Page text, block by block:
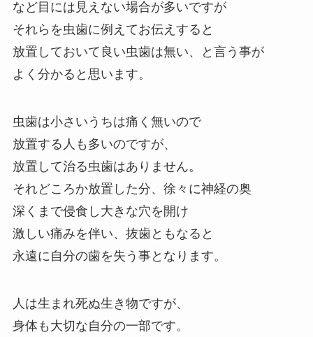
など目には見えない場合が多いですが
それらを虫歯に例えてお伝えすると
放置しておいて良い虫歯は無い、と言う事が
よく分かると思います。
虫歯は小さいうちは痛く無いので
放置する人も多いのですが、
放置して治る虫歯はありません。
それどころか放置した分、徐々に神経の奥
深くまで侵食し大きな穴を開け
激しい痛みを伴い、抜歯ともなると
永遠に自分の歯を失う事となります。
人は生まれ死ぬ生き物ですが、
身体も大切な自分の一部です。